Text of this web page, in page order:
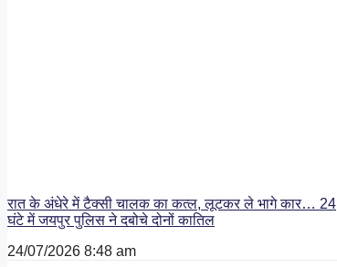
रात के अंधेरे में टैक्सी चालक का कत्ल, लूटकर ले भागे कार… 24
घंटे में जयपुर पुलिस ने दबोचे दोनों कातिल
24/07/2026 8:48 am